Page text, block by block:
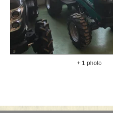
+ 1 photo